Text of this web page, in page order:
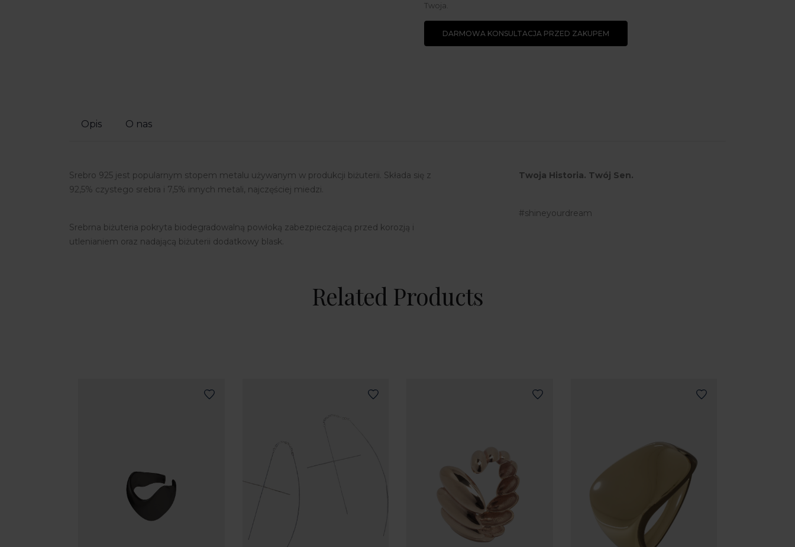
Twoja.
DARMOWA KONSULTACJA PRZED ZAKUPEM
Opis O nas
Srebro 925 jest popularnym stopem metalu używanym w produkcji biżuterii. Składa się z
92,5% czystego srebra i 7,5% innych metali, najczęściej miedzi.
Srebrna biżuteria pokryta biodegradowalną powłoką zabezpieczającą przed korozją i
utlenianiem oraz nadającą biżuterii dodatkowy blask.
Twoja Historia. Twój Sen.
#shineyourdream
Related Products